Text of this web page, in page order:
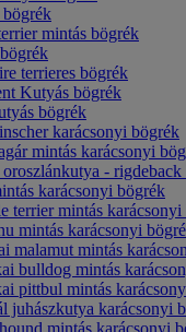
mintás bögrék
terrieres bögrék
Kutyás bögrék
bögrék
karácsonyi bögrék
mintás karácsonyi
- rigdeback
karácsonyi bögrék
terrier mintás karácsonyi
mintás karácsonyi
malamut mintás
bulldog mintás
pittbul mintás
juhászkutya karácsonyi
mintás karácsonyi